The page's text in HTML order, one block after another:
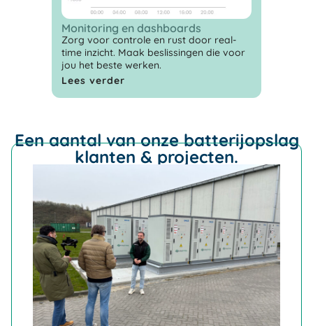
Monitoring en dashboards
Zorg voor controle en rust door real-
time inzicht. Maak beslissingen die voor
jou het beste werken.
Lees verder
Een aantal van onze batterijopslag
klanten & projecten.